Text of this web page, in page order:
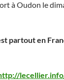
à Oudon le
partout en